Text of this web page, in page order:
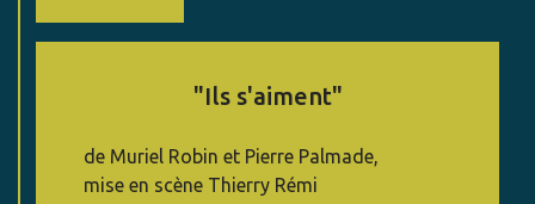
"Ils s'aiment"
de Muriel Robin et Pierre Palmade,
mise en scène Thierry Rémi